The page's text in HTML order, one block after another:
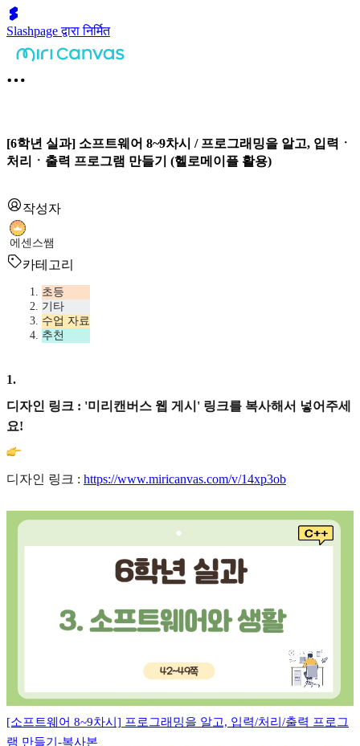
Slashpage द्वारा निर्मित
[6학년 실과] 소프트웨어 8~9차시 / 프로그래밍을 알고, 입력ㆍ
처리ㆍ출력 프로그램 만들기 (헬로메이플 활용)
작성자
에센스쌤
카테고리
초등
기타
수업 자료
추천
1.
디자인 링크 : '미리캔버스 웹 게시' 링크를 복사해서 넣어주세
요!
디자인 링크 : https://www.miricanvas.com/v/14xp3ob
[소프트웨어 8~9차시] 프로그래밍을 알고, 입력/처리/출력 프로그
램 만들기-복사본